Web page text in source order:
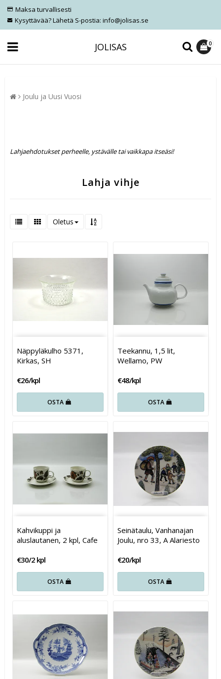
Maksa turvallisesti
Kysyttävää? Lähetä S-postia: info@jolisas.se
JOLISAS 0
Joulu ja Uusi Vuosi
Lahjaehdotukset perheelle, ystävälle tai vaikkapa itseäsi!
Lahja vihje
Oletus
Näppyläkulho 5371,
Kirkas, SH
€26/kpl
OSTA
Teekannu, 1,5 lit,
Wellamo, PW
€48/kpl
OSTA
Kahvikuppi ja
aluslautanen, 2 kpl, Cafe
€30/2 kpl
OSTA
Seinätaulu, Vanhanajan
Joulu, nro 33, A Alariesto
€20/kpl
OSTA